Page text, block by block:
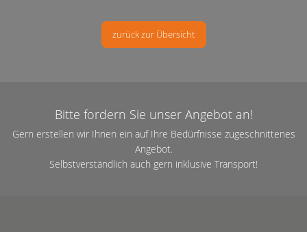
zurück zur Übersicht
Bitte fordern Sie unser Angebot an!
Gern erstellen wir Ihnen ein auf Ihre Bedürfnisse zugeschnittenes
Angebot.
Selbstverständlich auch gern inklusive Transport!